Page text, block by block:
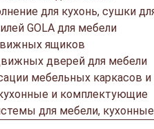
для кухонь, сушки
GOLA для мебели
ящиков
дверей для мебели
мебельных каркасов и
и комплектующие
для мебели,